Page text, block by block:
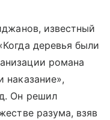
известный
деревья были
романа
наказание»,
Он решил
разума, взяв